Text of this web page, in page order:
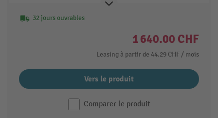
32 jours ouvrables
1 640.00 CHF
Leasing à partir de 44.29 CHF / mois
Vers le produit
Comparer le produit